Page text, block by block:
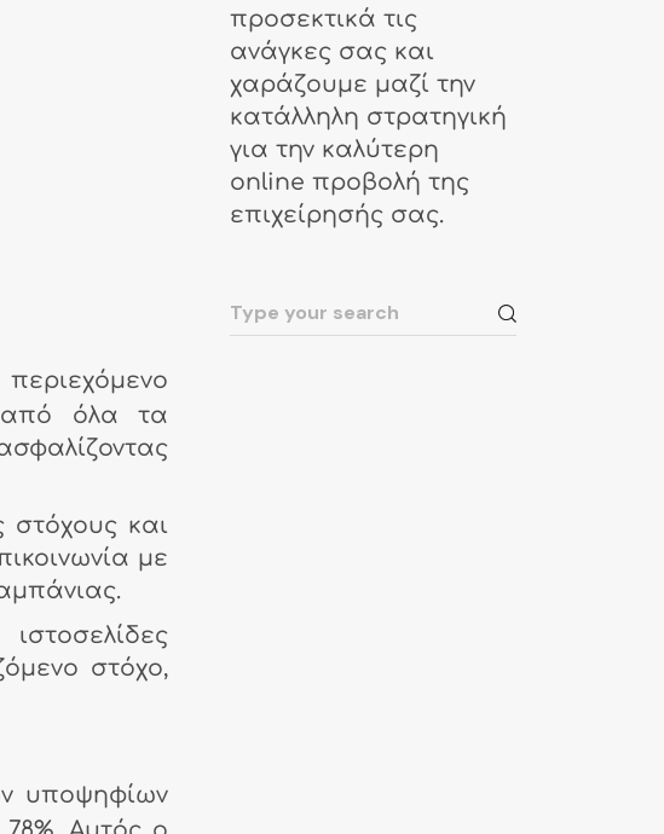
από όλα τα
και
με
στόχο,
υποψηφίων
προσεκτικά τις
ανάγκες σας και
χαράζουμε μαζί την
κατάλληλη στρατηγική
για την καλύτερη
online προβολή της
επιχείρησής σας.